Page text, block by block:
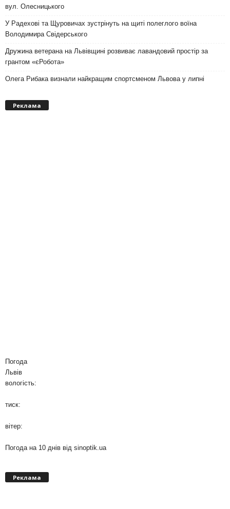
вул. Олесницького
У Радехові та Щуровичах зустрінуть на щиті полеглого воїна
Володимира Свідерського
Дружина ветерана на Львівщині розвиває лавандовий простір за
грантом «єРобота»
Олега Рибака визнали найкращим спортсменом Львова у липні
Реклама
Погода
Львів
вологість:
тиск:
вітер:
Погода на 10 днів від sinoptik.ua
Реклама